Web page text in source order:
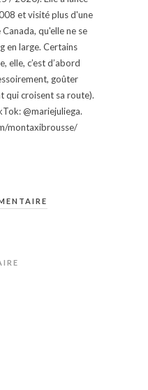
et visité plus d'une
qu'elle ne se
en large. Certains
elle, c’est d’abord
goûter
qui croisent sa route).
@mariejuliega.
montaxibrousse/